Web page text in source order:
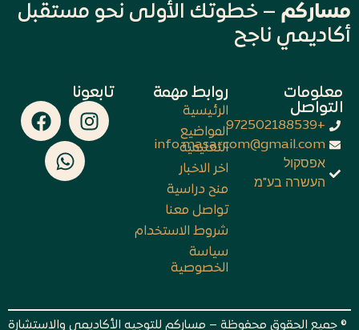
مساركم – خطوتك الأولى نحو مستقبل
أكاديمي ناجح
معلومات
التواصل
+972502188539
info.masarcom@gmail.com
אפסקול
העשרה בע"מ
روابط مهمة
الرئيسية
المواضيع
التعليمية
اخر الاخبار
منح دراسية
تواصل معنا
شروط الاستخدام
سياسة
الخصوصية
تابعونا
© جميع الحقوق محفوظة – مساركم للتوجيه الأكاديمي والاستشارة